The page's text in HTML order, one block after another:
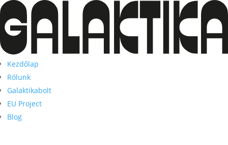
Kezdőlap
Rólunk
Galaktikabolt
EU Project
Blog